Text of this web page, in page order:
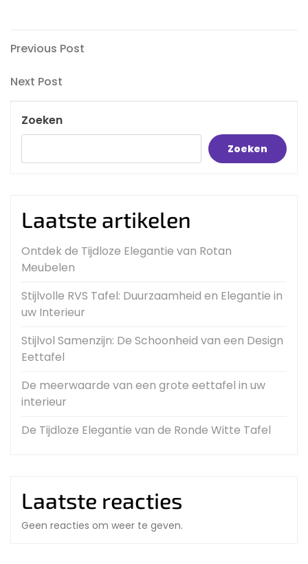
Bericht
navigatie
Previous
Previous Post
Next
Next Post
Zoeken
Zoeken
Laatste artikelen
Ontdek de Tijdloze Elegantie van Rotan
Meubelen
Stijlvolle RVS Tafel: Duurzaamheid en Elegantie in
uw Interieur
Stijlvol Samenzijn: De Schoonheid van een Design
Eettafel
De meerwaarde van een grote eettafel in uw
interieur
De Tijdloze Elegantie van de Ronde Witte Tafel
Laatste reacties
Geen reacties om weer te geven.